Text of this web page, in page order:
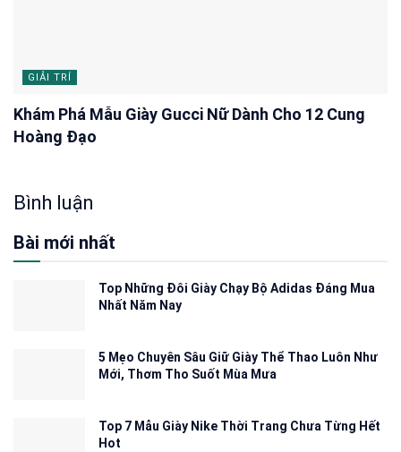
GIẢI TRÍ
Khám Phá Mẫu Giày Gucci Nữ Dành Cho 12 Cung
Hoàng Đạo
Bình luận
Bài mới nhất
Top Những Đôi Giày Chạy Bộ Adidas Đáng Mua
Nhất Năm Nay
5 Mẹo Chuyên Sâu Giữ Giày Thể Thao Luôn Như
Mới, Thơm Tho Suốt Mùa Mưa
Top 7 Mẫu Giày Nike Thời Trang Chưa Từng Hết
Hot